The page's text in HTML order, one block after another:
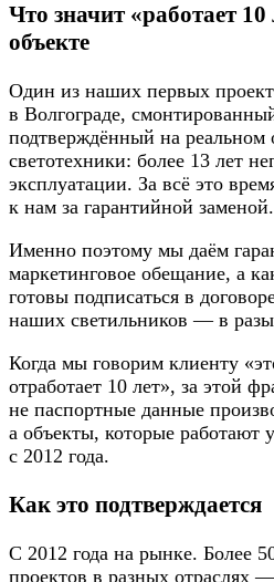
Что значит «работает
объекте
Один из наших первых
в Волгограде,
подтверждённый на реальном
светотехники: более 13 лет
эксплуатации. За всё это
к нам за гарантийной заменой.
Именно поэтому мы даём
маркетинговое обещание, а
готовы подписаться в
наших светильников — в
Когда мы говорим клиенту
отработает 10 лет», за этой
не паспортные данные
а объекты, которые работают
с 2012 года.
Как это подтверждается
С 2012 года на рынке. Более
проектов в разных отраслях